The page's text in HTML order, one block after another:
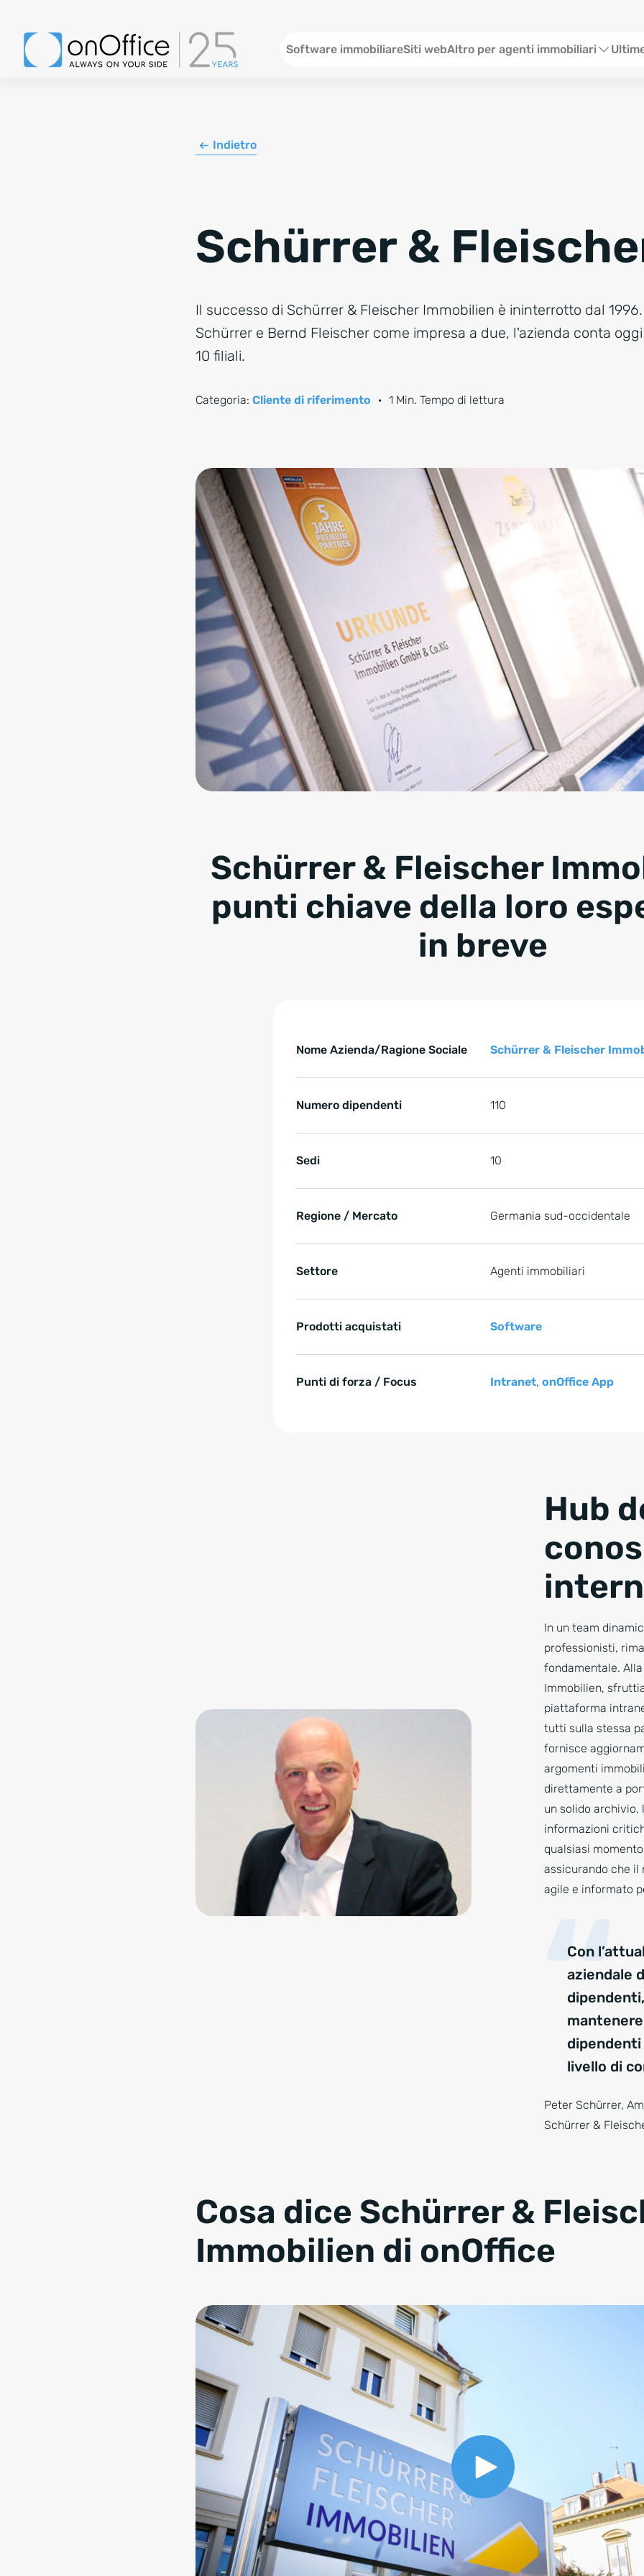
Header ITA
Software immobiliareSiti webAltro per agenti immobiliari
Indietro
Schürrer &
Il successo di Schürrer & Fleischer Immobilien è ininterrotto dal
Schürrer e Bernd Fleischer come impresa a due, l'azienda conta
10 filiali.
Categoria: Cliente di riferimento · 1 Min. Tempo di lettura
Schürrer & Fleischer
punti chiave della loro
in breve
Nome Azienda/Ragione Sociale
Schürrer & Fleischer
Numero dipendenti 110
Sedi 10
Regione / Mercato Germania sud-occidentale
Settore Agenti immobiliari
Prodotti acquistati Software
Punti di forza / Focus Intranet, onOffice App
Hub
In un team
professionisti,
fondamentale.
Immobilien,
piattaforma
tutti sulla stessa
fornisce
argomenti
direttamente a
un solido archivio,
informazioni
qualsiasi
assicurando che il
agile e informato
Con
aziendale
livello di
Peter Schürrer,
Schürrer &
Cosa dice Schürrer &
Immobilien di onOffice